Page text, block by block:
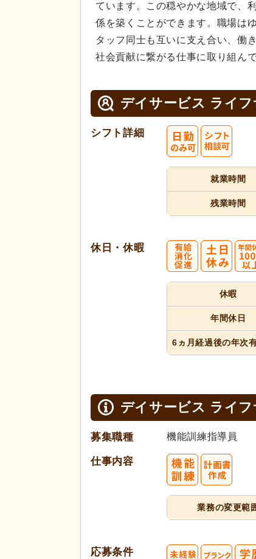
ています。この穏やかな地域で、
係を築くことができます。職場は
タッフ同士も互いに支え合い、働
社会貢献に繋がる仕事に取り組ん
デイサービス ライ
シフト詳細
就業時間
残業時間
休日・休暇
休暇
年間休日
6ヵ月経過後の年次
デイサービス ライ
募集職種 機能訓練指導員
仕事内容
業務の変更範
応募条件